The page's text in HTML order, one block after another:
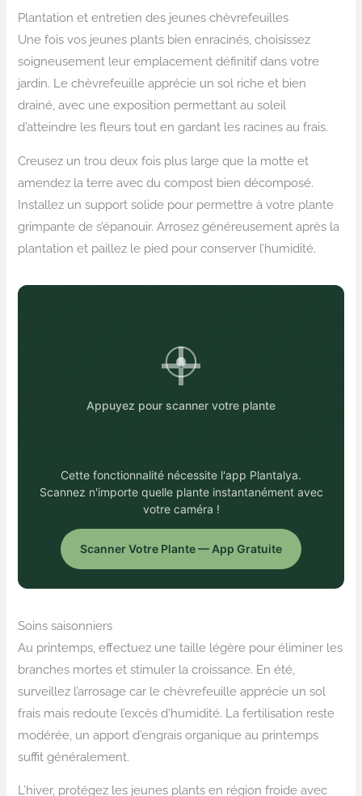
Plantation et entretien des jeunes chèvrefeuilles
Une fois vos jeunes plants bien enracinés, choisissez
soigneusement leur emplacement définitif dans votre
jardin. Le chèvrefeuille apprécie un sol riche et bien
drainé, avec une exposition permettant au soleil
d’atteindre les fleurs tout en gardant les racines au frais.
Creusez un trou deux fois plus large que la motte et
amendez la terre avec du compost bien décomposé.
Installez un support solide pour permettre à votre plante
grimpante de s’épanouir. Arrosez généreusement après la
plantation et paillez le pied pour conserver l’humidité.
Appuyez pour scanner votre plante
Cette fonctionnalité nécessite l'app Plantalya.
Scannez n'importe quelle plante instantanément avec
votre caméra !
Scanner Votre Plante — App Gratuite
Soins saisonniers
Au printemps, effectuez une taille légère pour éliminer les
branches mortes et stimuler la croissance. En été,
surveillez l’arrosage car le chèvrefeuille apprécie un sol
frais mais redoute l’excès d’humidité. La fertilisation reste
modérée, un apport d’engrais organique au printemps
suffit généralement.
L’hiver, protégez les jeunes plants en région froide avec